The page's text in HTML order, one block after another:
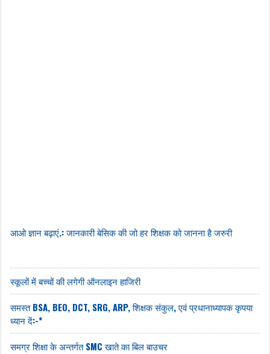
आओ ज्ञान बढ़ाएं.: जानकारी बेसिक की जो हर शिक्षक को जानना है जरुरी
स्कूलों में बच्चों की लगेगी ऑनलाइन हाजिरी
समस्त BSA, BEO, DCT, SRG, ARP, शिक्षक संकुल, एवं प्रधानाध्यापक कृपया
ध्यान दें:-*
समग्र शिक्षा के अन्तर्गत SMC खाते का बिल बाउचर